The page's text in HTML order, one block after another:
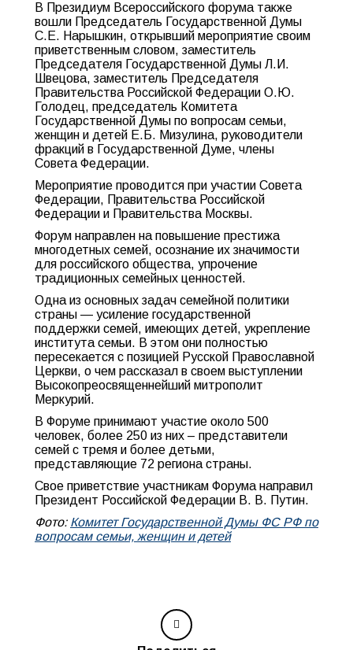
В Президиум Всероссийского форума также
вошли Председатель Государственной Думы
С.Е. Нарышкин, открывший мероприятие своим
приветственным словом, заместитель
Председателя Государственной Думы Л.И.
Швецова, заместитель Председателя
Правительства Российской Федерации О.Ю.
Голодец, председатель Комитета
Государственной Думы по вопросам семьи,
женщин и детей Е.Б. Мизулина, руководители
фракций в Государственной Думе, члены
Совета Федерации.
Мероприятие проводится при участии Совета
Федерации, Правительства Российской
Федерации и Правительства Москвы.
Форум направлен на повышение престижа
многодетных семей, осознание их значимости
для российского общества, упрочение
традиционных семейных ценностей.
Одна из основных задач семейной политики
страны — усиление государственной
поддержки семей, имеющих детей, укрепление
института семьи. В этом они полностью
пересекается с позицией Русской Православной
Церкви, о чем рассказал в своем выступлении
Высокопреосвященнейший митрополит
Меркурий.
В Форуме принимают участие около 500
человек, более 250 из них – представители
семей с тремя и более детьми,
представляющие 72 региона страны.
Свое приветствие участникам Форума направил
Президент Российской Федерации В. В. Путин.
Фото: Комитет Государственной Думы ФС РФ по
вопросам семьи, женщин и детей